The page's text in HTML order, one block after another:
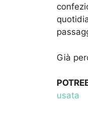
Già
usata